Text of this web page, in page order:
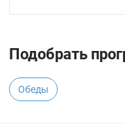
Подобрать
Обеды